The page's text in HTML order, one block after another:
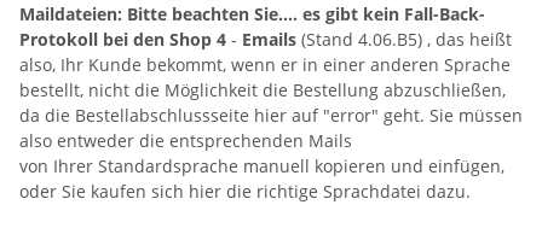
Maildateien: Bitte beachten Sie.... es gibt kein Fall-Back-
Protokoll bei den Shop 4 - Emails (Stand 4.06.B5) , das heißt
also, Ihr Kunde bekommt, wenn er in einer anderen Sprache
bestellt, nicht die Möglichkeit die Bestellung abzuschließen,
da die Bestellabschlussseite hier auf "error" geht. Sie müssen
also entweder die entsprechenden Mails
von Ihrer Standardsprache manuell kopieren und einfügen,
oder Sie kaufen sich hier die richtige Sprachdatei dazu.